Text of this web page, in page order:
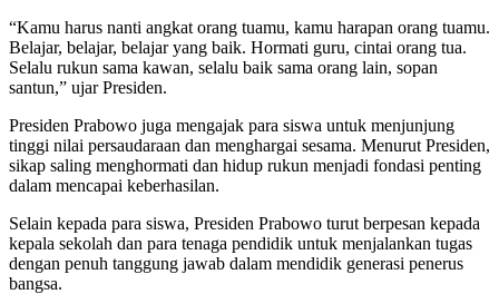
“Kamu harus nanti angkat orang tuamu, kamu harapan orang tuamu.
Belajar, belajar, belajar yang baik. Hormati guru, cintai orang tua.
Selalu rukun sama kawan, selalu baik sama orang lain, sopan
santun,” ujar Presiden.
Presiden Prabowo juga mengajak para siswa untuk menjunjung
tinggi nilai persaudaraan dan menghargai sesama. Menurut Presiden,
sikap saling menghormati dan hidup rukun menjadi fondasi penting
dalam mencapai keberhasilan.
Selain kepada para siswa, Presiden Prabowo turut berpesan kepada
kepala sekolah dan para tenaga pendidik untuk menjalankan tugas
dengan penuh tanggung jawab dalam mendidik generasi penerus
bangsa.